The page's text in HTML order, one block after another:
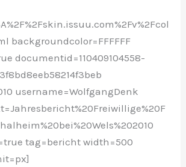
backgroundcolor=FFFFFF
documentid=110409104558-
username=WolfgangDenk
tag=bericht width=500